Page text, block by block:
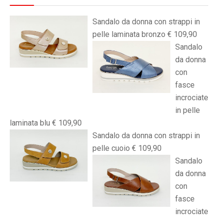
Sandalo da donna con strappi in
pelle laminata bronzo € 109,90
Sandalo
da donna
con
fasce
incrociate
in pelle
laminata blu € 109,90
Sandalo da donna con strappi in
pelle cuoio € 109,90
Sandalo
da donna
con
fasce
incrociate